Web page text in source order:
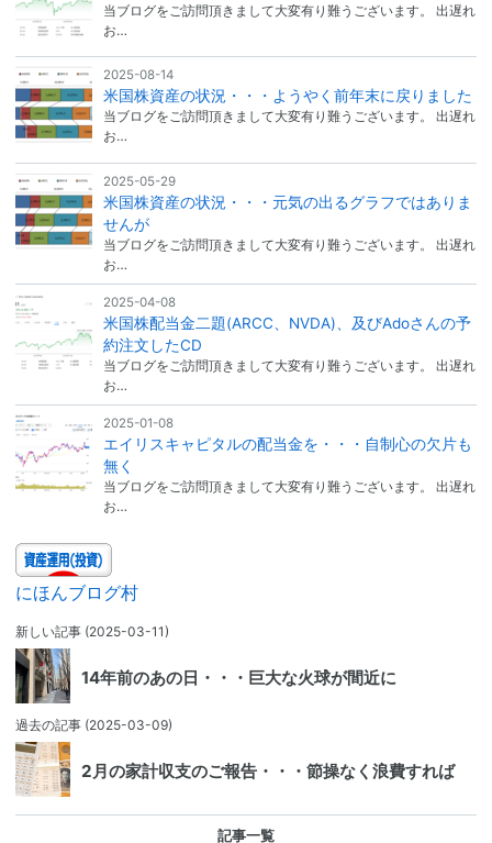
当ブログをご訪問頂きまして大変有り難うございます。 出遅れ
お…
2025-08-14
米国株資産の状況・・・ようやく前年末に戻りました
当ブログをご訪問頂きまして大変有り難うございます。 出遅れ
お…
2025-05-29
米国株資産の状況・・・元気の出るグラフではありま
せんが
当ブログをご訪問頂きまして大変有り難うございます。 出遅れ
お…
2025-04-08
米国株配当金二題(ARCC、NVDA)、及びAdoさんの予
約注文したCD
当ブログをご訪問頂きまして大変有り難うございます。 出遅れ
お…
2025-01-08
エイリスキャピタルの配当金を・・・自制心の欠片も
無く
当ブログをご訪問頂きまして大変有り難うございます。 出遅れ
お…
にほんブログ村
新しい記事 (2025-03-11)
14年前のあの日・・・巨大な火球が間近に
過去の記事 (2025-03-09)
2月の家計収支のご報告・・・節操なく浪費すれば
記事一覧